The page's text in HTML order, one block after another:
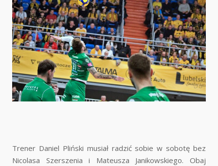
Trener Daniel Pliński musiał radzić sobie w sobotę bez
Nicolasa Szerszenia i Mateusza Janikowskiego. Obaj